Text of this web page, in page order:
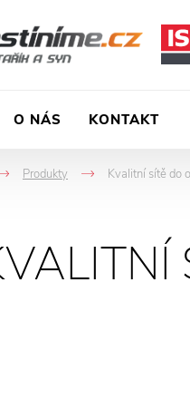
O NÁS KONTAKT
->
Produkty Kvalitní sítě do